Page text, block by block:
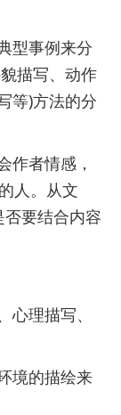
型事例来分
描写、动作
等)方法的分
者情感，
人。从文
要结合内容
理描写、
境的描绘来